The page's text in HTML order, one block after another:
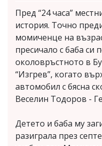
Пред “24 часа”
история. Точно
момиченце на
пресичало с баба си
околовръстното в
“Изгрев”, когато
автомобил с бясна
Веселин Тодоров -
Детето и баба му
разиграла през